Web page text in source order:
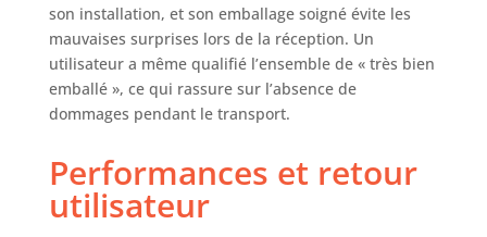
son installation, et son emballage soigné évite les
mauvaises surprises lors de la réception. Un
utilisateur a même qualifié l’ensemble de « très bien
emballé », ce qui rassure sur l’absence de
dommages pendant le transport.
Performances et retour
utilisateur